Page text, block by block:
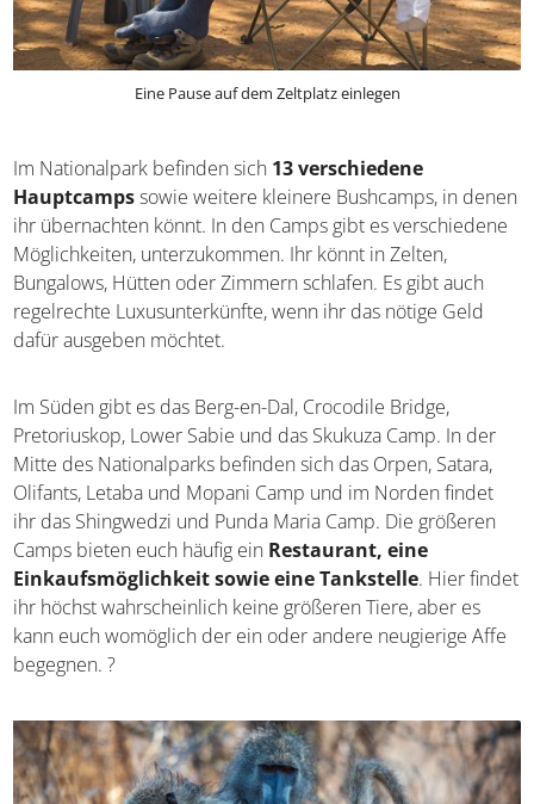
Eine Pause auf dem Zeltplatz einlegen
Im Nationalpark befinden sich13 verschiedene
Hauptcampssowie weitere kleinere Bushcamps, in
denen ihr übernachten könnt. In den Camps gibt es
in Zelten, Bungalows, Hütten oder Zimmern schlafen. Es
gibt auch regelrechte Luxusunterkünfte, wenn ihr das
nötige Geld dafür ausgeben möchtet.
Im Süden gibt es das Berg-en-Dal, Crocodile Bridge,
Pretoriuskop, Lower Sabie und das Skukuza Camp. In der
Mitte des Nationalparks befinden sich das Orpen, Satara,
Olifants, Letaba und Mopani Camp und im Norden findet
ihr das Shingwedzi und Punda Maria Camp. Die größeren
Camps bieten euch häufig ein
findet ihr höchst wahrscheinlich keine größeren Tiere,
aber es kann euch womöglich der ein oder andere
neugierige Affe begegnen. ?